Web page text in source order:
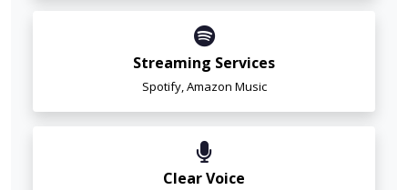
Streaming Services
Spotify, Amazon Music
Clear Voice